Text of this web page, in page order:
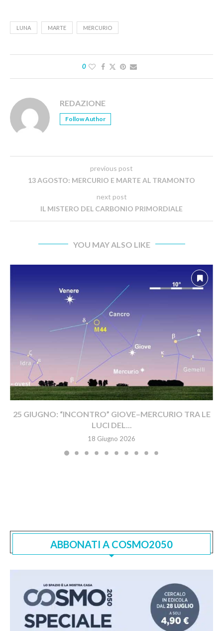
LUNA MARTE MERCURIO
0
REDAZIONE
Follow Author
previous post
13 AGOSTO: MERCURIO E MARTE AL TRAMONTO
next post
IL MISTERO DEL CARBONIO PRIMORDIALE
YOU MAY ALSO LIKE
25 GIUGNO: “INCONTRO” GIOVE–MERCURIO TRA LE
LUCI DEL...
18 Giugno 2026
ABBONATI A COSMO2050